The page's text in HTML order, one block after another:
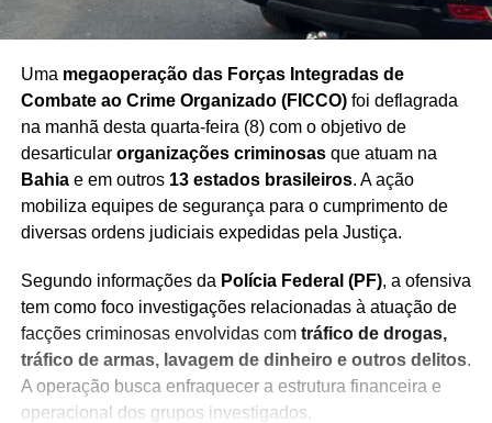
Uma megaoperação das Forças Integradas de
Combate ao Crime Organizado (FICCO)foi deflagrada
na manhã desta quarta-feira (8) com o objetivo de
desarticular organizações criminosasque atuam na
Bahiae em outros 13 estados brasileiros. A ação
mobiliza equipes de segurança para o cumprimento de
diversas ordens judiciais expedidas pela Justiça.
Segundo informações da Polícia Federal (PF), a ofensiva
tem como foco investigações relacionadas à atuação de
facções criminosas envolvidas com tráfico de drogas,
tráfico de armas, lavagem de dinheiro e outros delitos.
A operação busca enfraquecer a estrutura financeira e
operacional dos grupos investigados.